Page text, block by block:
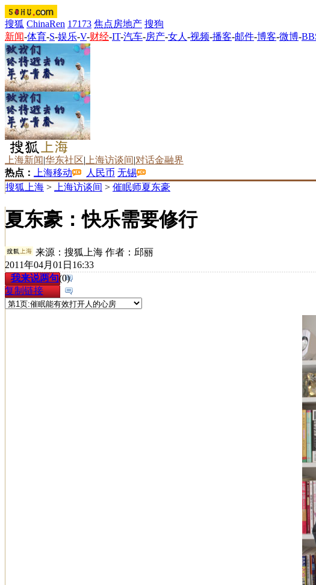
搜狐 ChinaRen 17173 焦点房地产 搜狗
新闻-体育-S-娱乐-V-财经-IT-汽车-房产-女人 -视频-播客-邮件-博客-微博-
上海新闻|华东社区| 上海访谈间|对话金融界
热点：
上海移动 人民币 无锡
搜狐上海 > 上海访谈间 > 催眠师夏东豪
夏东豪：快乐需要修行
来源： 搜狐上海作者：邱丽
2011年04月01日16:33
我来说两句(0)
复制链接